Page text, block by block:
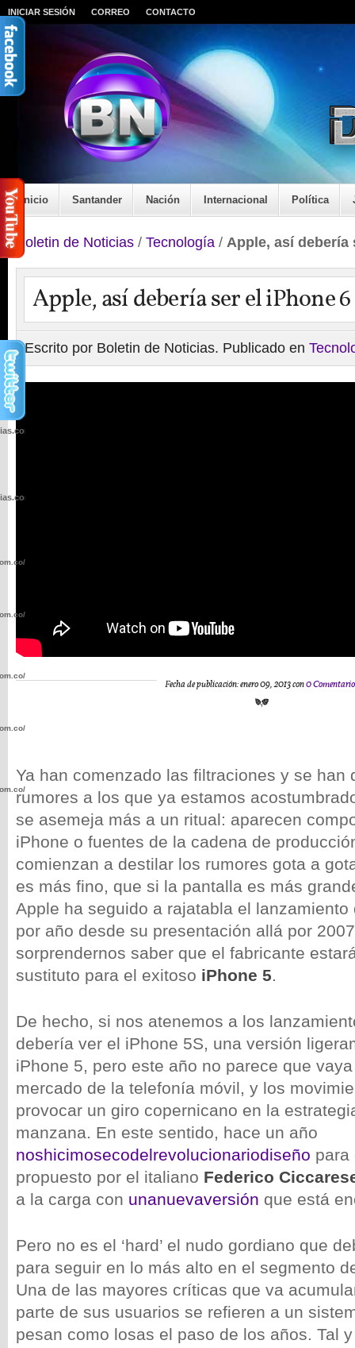
INICIAR SESIÓN CORREO CONTACTO
Inicio Santander Nación Internacional Política
Boletin de Noticias / Tecnología / Apple, así debería
Apple, así debería ser el iPhone 6
Escrito por Boletin de Noticias. Publicado en
Fecha de publicación: enero 09, 2013 con0
Ya han comenzado las filtraciones y se han
rumores a los que ya estamos
se asemeja más a un ritual: aparecen
iPhone o fuentes de la cadena de
comienzan a destilar los rumores gota a
es más fino, que si la pantalla es más
Apple ha seguido a rajatabla el
por año desde su presentación allá por
sorprendernos saber que el fabricante
sustituto para el exitoso iPhone 5.
De hecho, si nos atenemos a los
debería ver el iPhone 5S, una versión
iPhone 5, pero este año no parece que
mercado de la telefonía móvil, y los
provocar un giro copernicano en la
manzana. En este sentido, hace un año
noshicimosecodelrevolucionariodiseño para
propuesto por el italiano Federico
a la carga con unanuevaversión que está
Pero no es el ‘hard’ el nudo gordiano que
para seguir en lo más alto en el segmento
Una de las mayores críticas que va
parte de sus usuarios se refieren a un
pesan como losas el paso de los años. Tal
wp-
wp-
wp-
wp-
wp-
wp-
wp-
wp-